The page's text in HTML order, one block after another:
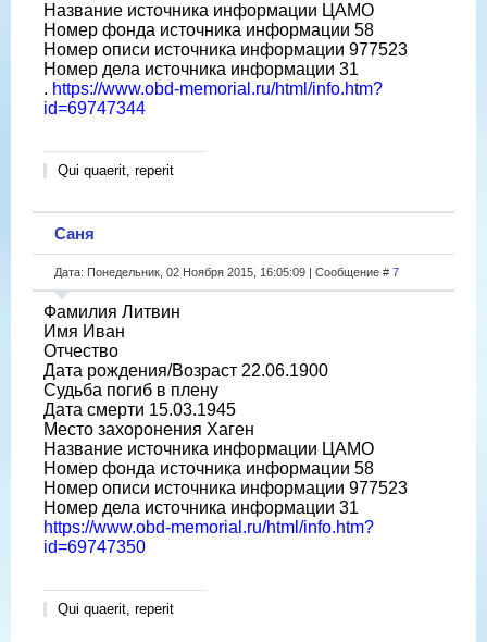
Название источника информации ЦАМО
Номер фонда источника информации 58
Номер описи источника информации 977523
Номер дела источника информации 31
. https://www.obd-memorial.ru/html/info.htm?
id=69747344
Qui quaerit, reperit
Саня
Дата: Понедельник, 02 Ноября 2015, 16:05:09 | Сообщение # 7
Фамилия Литвин
Имя Иван
Отчество
Дата рождения/Возраст 22.06.1900
Судьба погиб в плену
Дата смерти 15.03.1945
Место захоронения Хаген
Название источника информации ЦАМО
Номер фонда источника информации 58
Номер описи источника информации 977523
Номер дела источника информации 31
https://www.obd-memorial.ru/html/info.htm?
id=69747350
Qui quaerit, reperit